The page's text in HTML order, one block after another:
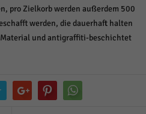
pro Zielkorb werden außerdem 500
werden, die dauerhaft halten
und antigraffiti-beschichtet